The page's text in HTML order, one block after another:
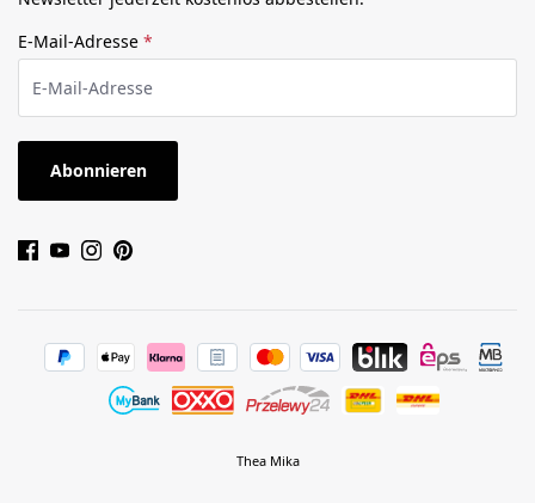
E-Mail-Adresse *
Abonnieren
Thea Mika